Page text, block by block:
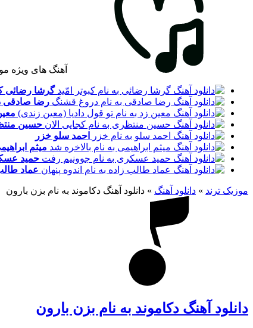
آهنگ های ویژه
گرشا رضائی
رضا صادقی
حسین
احمد سلو خزر
میثم
حمید
عماد
موزیک ترند » دانلود آهنگ » دانلود آهنگ دکاموند به نام بزن بارون
دانلود آهنگ دکاموند به نام بزن بارون